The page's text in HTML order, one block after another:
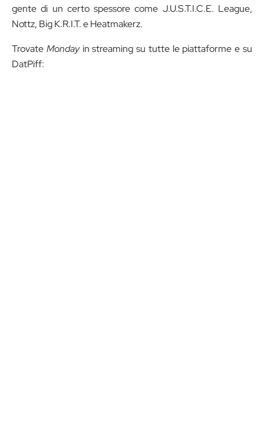
gente di un certo spessore come J.U.S.T.I.C.E. League,
Nottz, Big K.R.I.T. e Heatmakerz.
Trovate Mondayin streaming su tutte le piattaforme e su
DatPiff: